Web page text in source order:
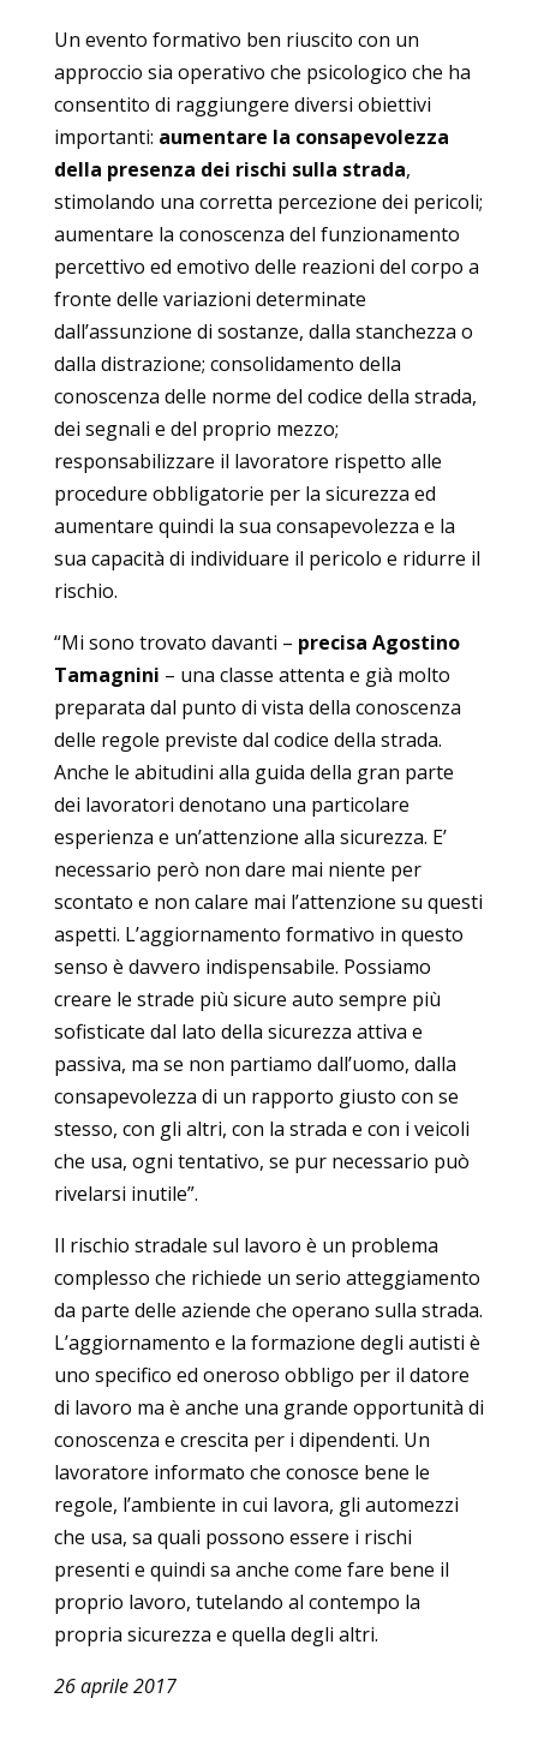
Un evento formativo ben riuscito con un
approccio sia operativo che psicologico che ha
consentito di raggiungere diversi obiettivi
importanti: aumentare la consapevolezza
della presenza dei rischi sulla strada,
stimolando una corretta percezione dei pericoli;
aumentare la conoscenza del funzionamento
percettivo ed emotivo delle reazioni del corpo a
fronte delle variazioni determinate
dall’assunzione di sostanze, dalla stanchezza o
dalla distrazione; consolidamento della
conoscenza delle norme del codice della strada,
dei segnali e del proprio mezzo;
responsabilizzare il lavoratore rispetto alle
procedure obbligatorie per la sicurezza ed
aumentare quindi la sua consapevolezza e la
sua capacità di individuare il pericolo e ridurre il
rischio.
“Mi sono trovato davanti – precisa Agostino
Tamagnini – una classe attenta e già molto
preparata dal punto di vista della conoscenza
delle regole previste dal codice della strada.
Anche le abitudini alla guida della gran parte
dei lavoratori denotano una particolare
esperienza e un’attenzione alla sicurezza. E’
necessario però non dare mai niente per
scontato e non calare mai l’attenzione su questi
aspetti. L’aggiornamento formativo in questo
senso è davvero indispensabile. Possiamo
creare le strade più sicure auto sempre più
sofisticate dal lato della sicurezza attiva e
passiva, ma se non partiamo dall’uomo, dalla
consapevolezza di un rapporto giusto con se
stesso, con gli altri, con la strada e con i veicoli
che usa, ogni tentativo, se pur necessario può
rivelarsi inutile”.
Il rischio stradale sul lavoro è un problema
complesso che richiede un serio atteggiamento
da parte delle aziende che operano sulla strada.
L’aggiornamento e la formazione degli autisti è
uno specifico ed oneroso obbligo per il datore
di lavoro ma è anche una grande opportunità di
conoscenza e crescita per i dipendenti. Un
lavoratore informato che conosce bene le
regole, l’ambiente in cui lavora, gli automezzi
che usa, sa quali possono essere i rischi
presenti e quindi sa anche come fare bene il
proprio lavoro, tutelando al contempo la
propria sicurezza e quella degli altri.
26 aprile 2017